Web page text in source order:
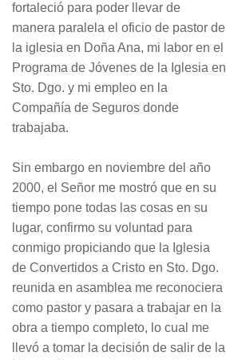
fortaleció para poder llevar de
manera paralela el oficio de pastor de
la iglesia en Doña Ana, mi labor en el
Programa de Jóvenes de la Iglesia en
Sto. Dgo. y mi empleo en la
Compañía de Seguros donde
trabajaba.
Sin embargo en noviembre del año
2000, el Señor me mostró que en su
tiempo pone todas las cosas en su
lugar, confirmo su voluntad para
conmigo propiciando que la Iglesia
de Convertidos a Cristo en Sto. Dgo.
reunida en asamblea me reconociera
como pastor y pasara a trabajar en la
obra a tiempo completo, lo cual me
llevó a tomar la decisión de salir de la